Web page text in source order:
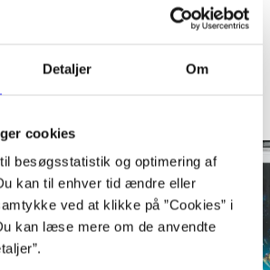
Detaljer Om
cookies
besøgsstatistik og optimering af
kan til enhver tid ændre eller
ved at klikke på ”Cookies” i
kan læse mere om de anvendte